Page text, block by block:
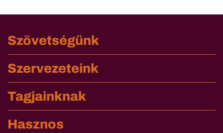
Szövetségünk
Szervezeteink
Tagjainknak
Hasznos